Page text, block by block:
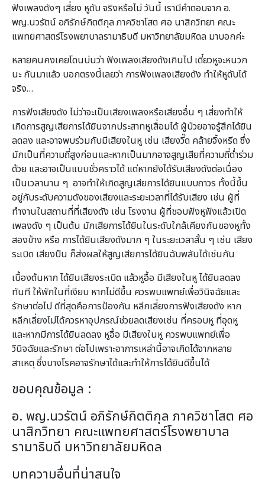
ฟังเพลงดังๆ เสี่ยง หูดับ จริงหรือไม่ วันนี้ เรามีคำตอบจาก อ.
พญ.นวรัตน์ อภิรักษ์กิตติกุล ภาควิชาโสต ศอ นาสิกวิทยา คณะ
แพทยศาสตร์โรงพยาบาลรามาธิบดี มหาวิทยาลัยมหิดล มาบอกค่ะ
หลายคนคงเคยโดนบ่นว่า ฟังเพลงเสียงดังเกินไป เดี๋ยวหูจะหนวก
นะ กันมาแล้ว บอกตรงนี้เลยว่า การฟังเพลงเสียงดัง ทำให้หูดับได้
จริง…
การฟังเสียงดัง ไม่ว่าจะเป็นเสียงเพลงหรือเสียงอื่น ๆ เสี่ยงทำให้
เกิดการสูญเสียการได้ยินจากประสาทหูเสื่อมได้ ผู้ป่วยอาจรู้สึกได้ยิน
ลดลง และอาจพบร่วมกับมีเสียงในหู เช่น เสียงวี๊ด คล้ายจิ้งหรีด ซึ่ง
มักเป็นที่ความถี่สูงก่อนและหากเป็นมากอาจสูญเสียที่ความถี่ต่ำร่วม
ด้วย และอาจเป็นแบบชั่วคราวได้ แต่หากยังได้รับเสียงดังต่อเนื่อง
เป็นเวลานาน ๆ อาจทำให้เกิดสูญเสียการได้ยินแบบถาวร ทั้งนี้ขึ้น
อยู่กับระดับความดังของเสียงและระยะเวลาที่ได้รับเสียง เช่น ผู้ที่
ทำงานในสถานที่ที่เสียงดัง เช่น โรงงาน ผู้ที่ชอบฟังหูฟังแล้วเปิด
เพลงดัง ๆ เป็นต้น มักเสียการได้ยินในระดับใกล้เคียงกันของหูทั้ง
สองข้าง หรือ การได้ยินเสียงดังมาก ๆ ในระยะเวลาสั้น ๆ เช่น เสียง
ระเบิด เสียงปืน ก็ส่งผลให้สูญเสียการได้ยินฉับพลันได้เช่นกัน
เบื้องต้นหาก ได้ยินเสียงระเบิด แล้วหูอื้อ มีเสียงในหู ได้ยินลดลง
ทันที ให้พักในที่เงียบ หากไม่ดีขึ้น ควรพบแพทย์เพื่อวินิจฉัยและ
รักษาต่อไป ดีที่สุดคือการป้องกัน หลีกเลี่ยงการฟังเสียงดัง หาก
หลีกเลี่ยงไม่ได้ควรหาอุปกรณ์ช่วยลดเสียงเช่น ที่ครอบหู ที่อุดหู
และหากมีการได้ยินลดลง หูอื้อ มีเสียงในหู ควรพบแพทย์เพื่อ
วินิจฉัยและรักษา ต่อไปเพราะอาการเหล่านี้อาจเกิดได้จากหลาย
สาเหตุ ซึ่งบางโรคอาจรักษาได้และทำให้การได้ยินดีขึ้นได้
ขอบคุณข้อมูล :
อ. พญ.นวรัตน์ อภิรักษ์กิตติกุล ภาควิชาโสต ศอ
นาสิกวิทยา คณะแพทยศาสตร์โรงพยาบาล
รามาธิบดี มหาวิทยาลัยมหิดล
บทความอื่นที่น่าสนใจ